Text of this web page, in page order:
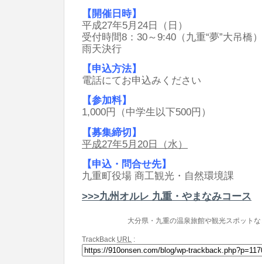
【開催日時】
平成27年5月24日（日）
受付時間8：30～9:40（九重“夢”大吊
雨天決行
【申込方法】
電話にてお申込みください
【参加料】
1,000円（中学生以下500円）
【募集締切】
平成27年5月20日（水）
【申込・問合せ先】
九重町役場 商工観光・自然環境課
>>>九州オルレ 九重・やまなみコース
大分県・九重の温泉旅館や観光スポット
TrackBack URL :